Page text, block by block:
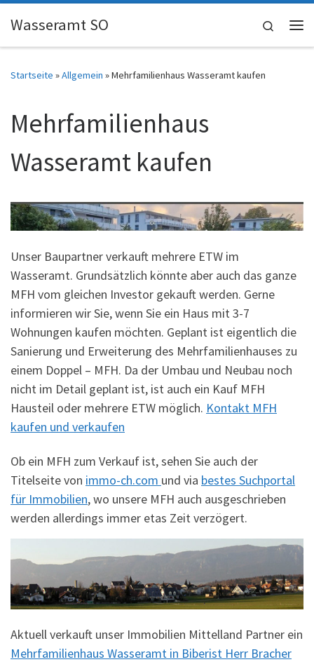
Skip to content
Wasseramt SO
Search
Startseite »Allgemein »Mehrfamilienhaus Wasseramt kaufen
Mehrfamilienhaus
Wasseramt kaufen
Unser Baupartner verkauft mehrere ETW im
Wasseramt. Grundsätzlich könnte aber auch das ganze
MFH vom gleichen Investor gekauft werden. Gerne
informieren wir Sie, wenn Sie ein Haus mit 3-7
Wohnungen kaufen möchten. Geplant ist eigentlich die
Sanierung und Erweiterung des Mehrfamilienhauses zu
einem Doppel – MFH. Da der Umbau und Neubau noch
nicht im Detail geplant ist, ist auch ein Kauf MFH
Hausteil oder mehrere ETW möglich. Kontakt MFH
kaufen und verkaufen
Ob ein MFH zum Verkauf ist, sehen Sie auch der
Titelseite von immo-ch.com und via bestes Suchportal
für Immobilien, wo unsere MFH auch ausgeschrieben
werden allerdings immer etas Zeit verzögert.
Aktuell verkauft unser Immobilien Mittelland Partner ein
Mehrfamilienhaus Wasseramt in Biberist Herr Bracher